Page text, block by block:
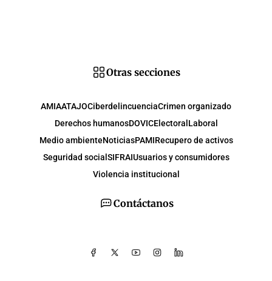
Contáctanos
Otras secciones
AMIAATAJOCiberdelincuenciaCrimen organizado
Derechos humanosDOVICElectoral Laboral
Medio ambienteNoticiasPAMIRecupero de activos
Seguridad social SIFRAIUsuarios y consumidores
Violencia institucional